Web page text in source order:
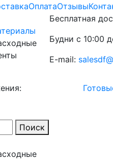
ОплатаОтзывы
Бесплатная
Будни с 10:00
E-mail:
Поиск